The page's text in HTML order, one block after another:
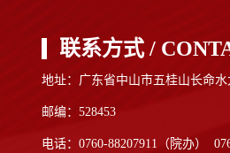
联系方式 /
地址：广东省中山市五桂山长命水
邮编：528453
电话：0760-88207911（院办）